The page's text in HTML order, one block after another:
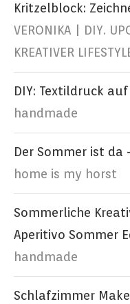
Kritzelblock:
VERONIKA | DIY.
KREATIVER
DIY: Textildruck
handmade
Der Sommer ist da
home is my horst
Sommerliche
Aperitivo Sommer
handmade
Schlafzimmer